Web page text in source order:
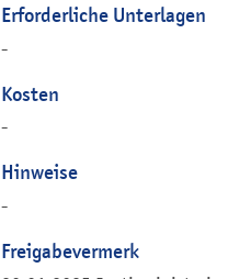
Erforderliche Unterlagen
-
Kosten
-
Hinweise
-
Freigabevermerk